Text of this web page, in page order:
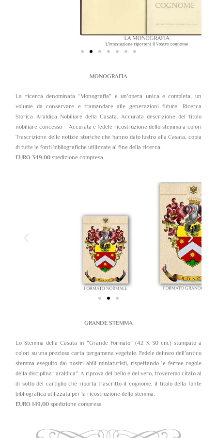
MONOGRAFIA
La ricerca denominata “Monografia” è un’opera unica e completa, un
volume da conservare e tramandare alle generazioni future. Ricerca
Storica Araldica Nobiliare della Casata. Accurata descrizione del titolo
nobiliare concesso – Accurata e fedele ricostruzione dello stemma a colori
Trascrizione delle notizie storiche che hanno dato lustro alla Casata, copia
di tutte le fonti bibliografiche utilizzate al fine della ricerca.
EURO 349,00 spedizione compresa
GRANDE STEMMA
Lo Stemma della Casata in “Grande Formato” (42 X 30 cm.) stampato a
colori su una preziosa carta pergamena vegetale. Fedele delineo dell’antico
stemma eseguito dai nostri abili miniaturisti, rispettando le ferree regole
della disciplina “araldica”. A riprova del bello e del vero, troveremo citato al
di sotto del cartiglio che riporta trascritto il cognome, il titolo della fonte
bibliografica utilizzata per la ricostruzione dello stemma.
EURO 149,00 spedizione compresa